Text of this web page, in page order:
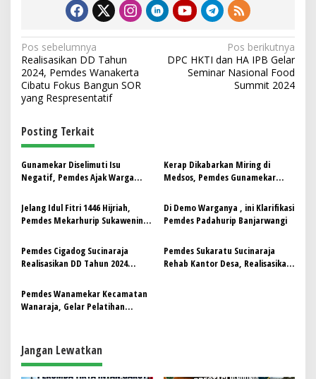
N
a
v
i
g
a
s
i
p
o
s
Pos sebelumnya
Realisasikan DD Tahun
2024, Pemdes Wanakerta
Cibatu Fokus Bangun SOR
yang Respresentatif
Pos berikutnya
DPC HKTI dan HA IPB Gelar
Seminar Nasional Food
Summit 2024
Posting Terkait
Gunamekar Diselimuti Isu
Negatif, Pemdes Ajak Warga
Kerap Dikabarkan Miring di
Medsos, Pemdes Gunamekar
Tidak Terprovokasi
Jelang Idul Fitri 1446 Hijriah,
Pemdes Mekarhurip Sukawening
Realisasikan Sejumlah Program
Di Demo Warganya , ini Klarifikasi
Pemdes Padahurip Banjarwangi
Pemdes Cigadog Sucinaraja
Realisasikan DD Tahun 2024
Pemdes Sukaratu Sucinaraja
Rehab Kantor Desa, Realisasikan
Pemdes Wanamekar Kecamatan
Wanaraja, Gelar Pelatihan
Jangan Lewatkan